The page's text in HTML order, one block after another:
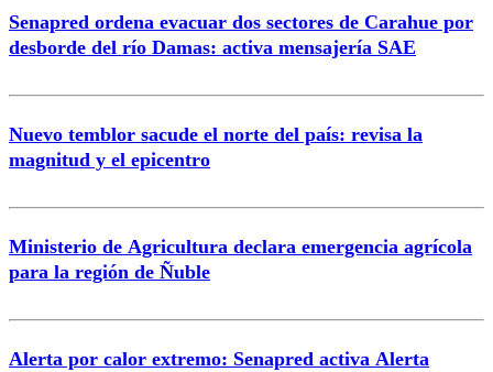
Senapred ordena evacuar dos sectores de Carahue por
desborde del río Damas: activa mensajería SAE
Nuevo temblor sacude el norte del país: revisa la
magnitud y el epicentro
Ministerio de Agricultura declara emergencia agrícola
para la región de Ñuble
Alerta por calor extremo: Senapred activa Alerta